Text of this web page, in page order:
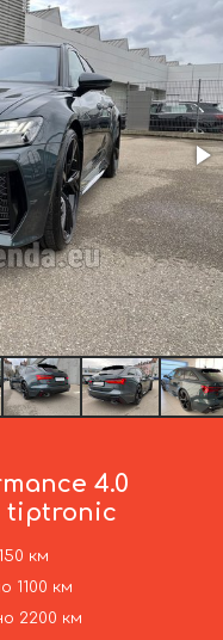
4.0
tiptronic
км
1100 км
2200 км